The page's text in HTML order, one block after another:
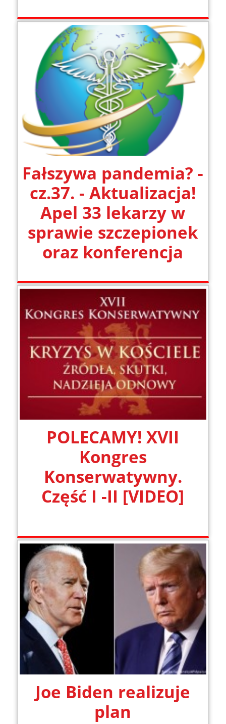
Fałszywa pandemia? -
cz.37. - Aktualizacja!
Apel 33 lekarzy w
sprawie szczepionek
oraz konferencja
POLECAMY! XVII
Kongres
Konserwatywny.
Część I -II [VIDEO]
Joe Biden realizuje
plan